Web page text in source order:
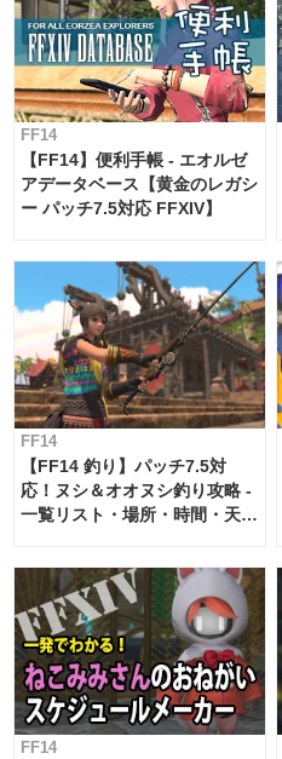
FF14
【FF14】便利手帳 - エオルゼ
アデータベース【黄金のレガシ
ー パッチ7.5対応 FFXIV】
FF14
【FF14 釣り】パッチ7.5対
応！ヌシ＆オオヌシ釣り攻略 -
一覧リスト・場所・時間・天
FF14